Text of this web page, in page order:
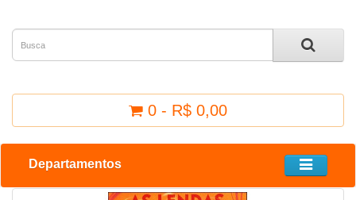
0 - R$ 0,00
Departamentos